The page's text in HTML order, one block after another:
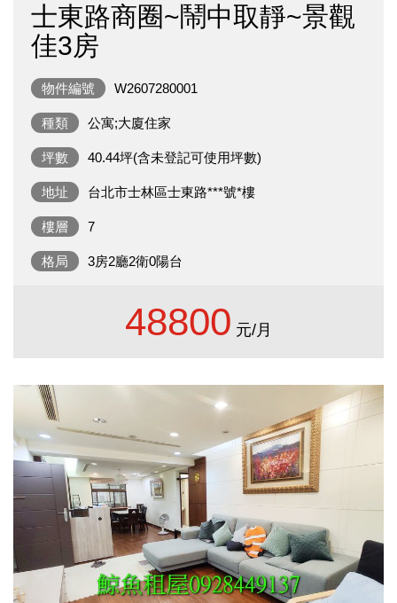
士東路商圈~鬧中取靜~景觀
佳3房
物件編號 W2607280001
種類 公寓;大廈住家
坪數 40.44坪(含未登記可使用坪數)
地址 台北市士林區士東路***號*樓
樓層 7
格局 3房2廳2衛0陽台
48800 元/月